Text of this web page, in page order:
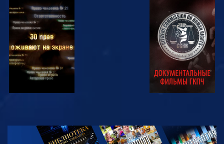
СМОТРЕТЬ СМОТРЕТЬ
СМОТРЕТЬ
СМОТРЕТЬ
ПЕРЕДАЧИ